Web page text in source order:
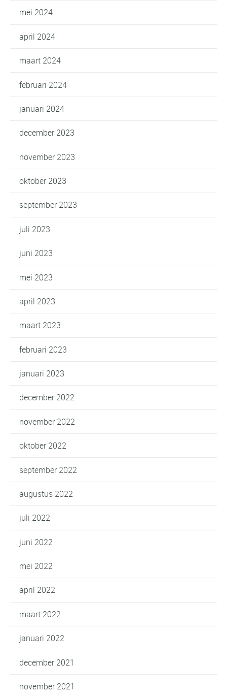
mei 2024
april 2024
maart 2024
februari 2024
januari 2024
december 2023
november 2023
oktober 2023
september 2023
juli 2023
juni 2023
mei 2023
april 2023
maart 2023
februari 2023
januari 2023
december 2022
november 2022
oktober 2022
september 2022
augustus 2022
juli 2022
juni 2022
mei 2022
april 2022
maart 2022
januari 2022
december 2021
november 2021